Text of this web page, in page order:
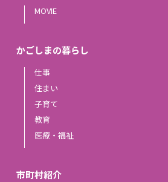
MOVIE
かごしまの暮らし
仕事
住まい
子育て
教育
医療・福祉
市町村紹介